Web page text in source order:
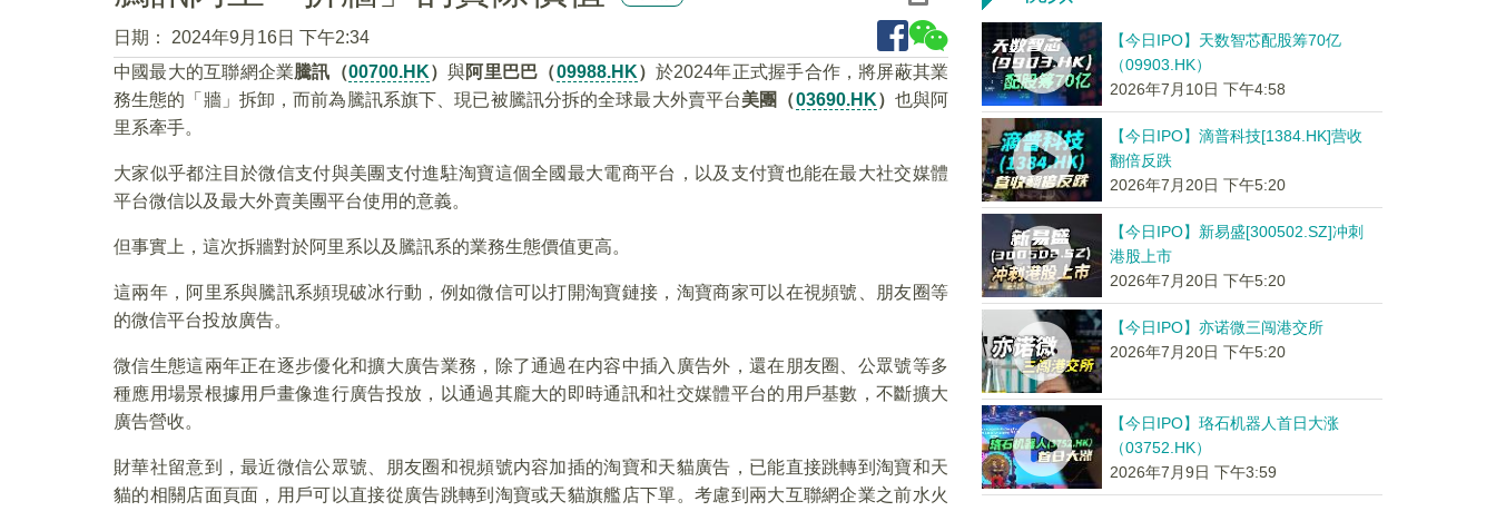
日期：
2024年9月16日 下午2:34
中國最大的互聯網企業騰訊（00700.HK）與阿里巴巴（09988.HK）於2024年正式握手合作，將屏蔽其業
務生態的「牆」拆卸，而前為騰訊系旗下、現已被騰訊分拆的全球最大外賣平台美團（03690.HK） 也與阿
里系牽手。
大家似乎都注目於微信支付與美團支付進駐淘寶這個全國最大電商平台，以及支付寶也能在最大社交媒體
平台微信以及最大外賣美團平台使用的意義。
但事實上，這次拆牆對於阿里系以及騰訊系的業務生態價值更高。
這兩年，阿里系與騰訊系頻現破冰行動，例如微信可以打開淘寶鏈接，淘寶商家可以在視頻號、朋友圈等
的微信平台投放廣告。
微信生態這兩年正在逐步優化和擴大廣告業務，除了通過在内容中插入廣告外，還在朋友圈、公眾號等多
種應用場景根據用戶畫像進行廣告投放，以通過其龐大的即時通訊和社交媒體平台的用戶基數，不斷擴大
廣告營收。
財華社留意到，最近微信公眾號、朋友圈和視頻號内容加插的淘寶和天貓廣告，已能直接跳轉到淘寶和天
貓的相關店面頁面，用戶可以直接從廣告跳轉到淘寶或天貓旗艦店下單。考慮到兩大互聯網企業之前水火
【今日IPO】天数智芯配股筹70亿
（09903.HK）
2026年7月10日 下午4:58
【今日IPO】滴普科技[1384.HK]营收
翻倍反跌
2026年7月20日 下午5:20
【今日IPO】新易盛[300502.SZ]冲刺
港股上市
2026年7月20日 下午5:20
【今日IPO】亦诺微三闯港交所
2026年7月20日 下午5:20
【今日IPO】珞石机器人首日大涨
（03752.HK）
2026年7月9日 下午3:59